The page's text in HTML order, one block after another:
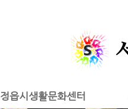
정읍시생활문화센터